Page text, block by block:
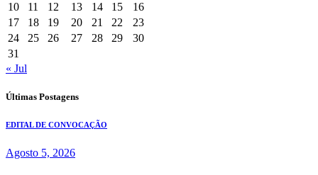
10
11 12 13 14 15
16
17
18 19 20 21 22
23
24
25 26 27 28 29
30
31
« Jul
Últimas Postagens
EDITAL DE CONVOCAÇÃO
Agosto 5, 2026